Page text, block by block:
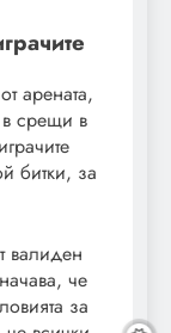
арената,
в срещи в
битки, за
валиден
че
за